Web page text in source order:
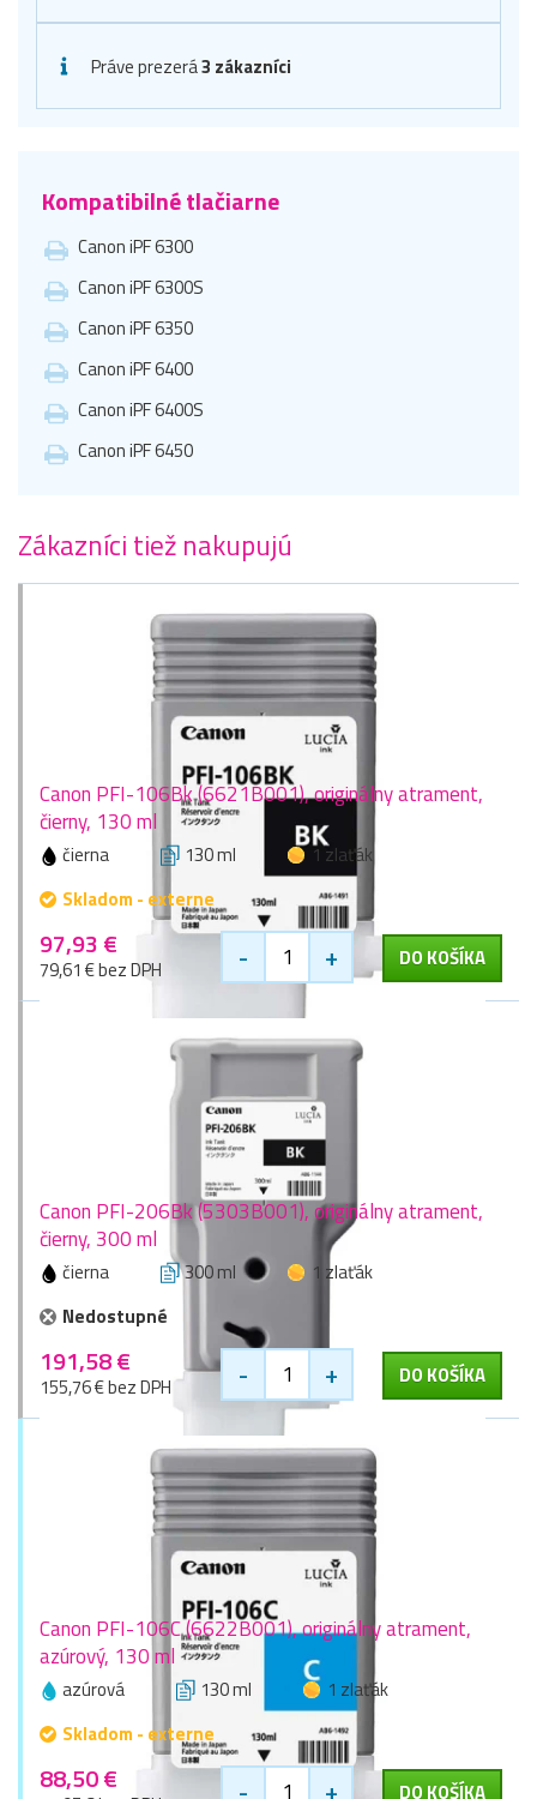
Práve prezerá3 zákazníci
Kompatibilné tlačiarne
Canon iPF 6300
Canon iPF 6300S
Canon iPF 6350
Canon iPF 6400
Canon iPF 6400S
Canon iPF 6450
Zákazníci tiež nakupujú
Canon PFI-106Bk (6621B001), originálny atrament,
čierny, 130 ml
čierna 130 ml
1 zlaťák
Skladom - externe
97,93 €
79,61 € bez DPH - + DO KOŠÍKA
Canon PFI-206Bk (5303B001), originálny atrament,
čierny, 300 ml
čierna 300 ml
1 zlaťák
Nedostupné
191,58 €
155,76 € bez DPH - + DO KOŠÍKA
Canon PFI-106C (6622B001), originálny atrament,
azúrový, 130 ml
azúrová 130 ml
1 zlaťák
Skladom - externe
88,50 € - + DO KOŠÍKA